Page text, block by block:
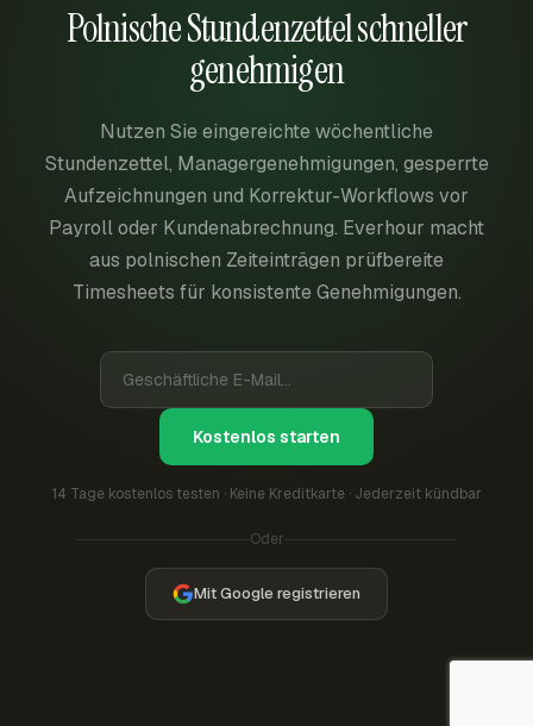
Polnische Stundenzettel schneller
genehmigen
Nutzen Sie eingereichte wöchentliche
Stundenzettel, Managergenehmigungen, gesperrte
Aufzeichnungen und Korrektur-Workflows vor
Payroll oder Kundenabrechnung. Everhour macht
aus polnischen Zeiteinträgen prüfbereite
Timesheets für konsistente Genehmigungen.
Kostenlos starten
14 Tage kostenlos testen · Keine Kreditkarte · Jederzeit kündbar
Oder
Mit Google registrieren